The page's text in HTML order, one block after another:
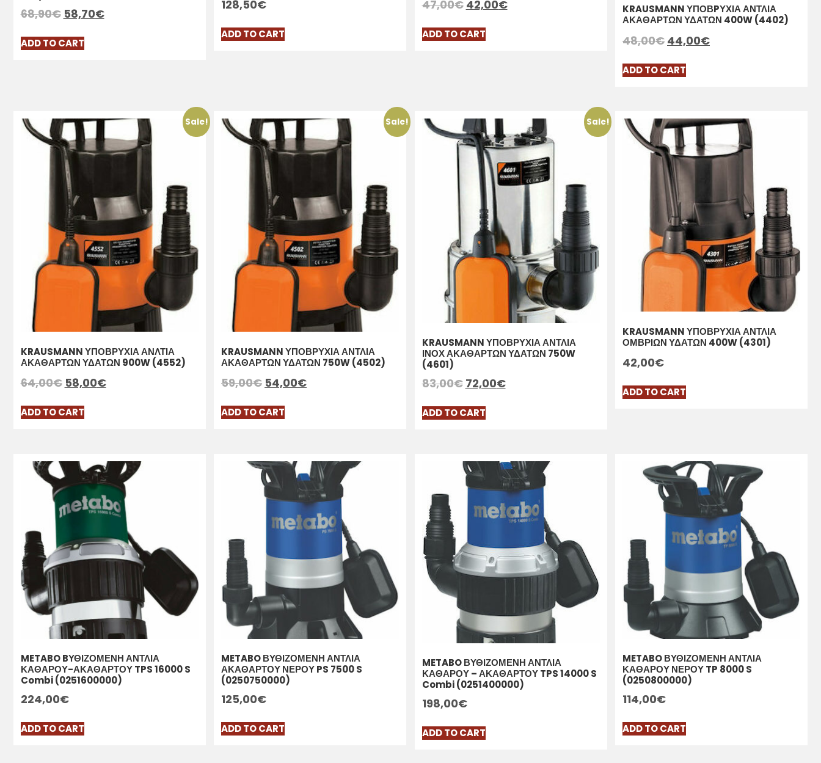
68,90€ 58,70€
ADD TO CART
128,50€
ADD TO CART
47,00€ 42,00€
ADD TO CART
KRAUSMANN ΥΠΟΒPΥΧΙΑ ΑΝΤΛΙΑ
ΑΚΑΘΑΡΤΩΝ ΥΔΑΤΩΝ 400W (4402)
48,00€ 44,00€
ADD TO CART
Sale!
KRAUSMANN ΥΠΟΒΡΥΧΙΑ ΑΝΛΤΙΑ
ΑΚΑΘΑΡΤΩΝ ΥΔΑΤΩΝ 900W (4552)
64,00€ 58,00€
ADD TO CART
Sale!
KRAUSMANN ΥΠΟΒΡΥΧΙΑ ΑΝΤΛΙΑ
ΑΚΑΘΑΡΤΩΝ ΥΔΑΤΩΝ 750W (4502)
59,00€ 54,00€
ADD TO CART
Sale!
KRAUSMANN ΥΠΟΒΡΥΧΙΑ ΑΝΤΛΙΑ
ΙΝΟΧ ΑΚΑΘΑΡΤΩΝ ΥΔΑΤΩΝ 750W
(4601)
83,00€ 72,00€
ADD TO CART
KRAUSMANN ΥΠΟΒΡΥΧΙΑ ΑΝΤΛΙΑ
ΟΜΒΡΙΩΝ ΥΔΑΤΩΝ 400W (4301)
42,00€
ADD TO CART
METABO BΥΘΙΖΟΜΕΝΗ ΑΝΤΛΙΑ
ΚΑΘΑΡΟΥ-ΑΚΑΘΑΡΤΟΥ TPS 16000 S
Combi (0251600000)
224,00€
ADD TO CART
METABO ΒΥΘΙΖΟΜΕΝΗ ΑΝΤΛΙΑ
ΑΚΑΘΑΡΤΟΥ ΝΕΡΟΥ PS 7500 S
(0250750000)
125,00€
ADD TO CART
METABO ΒΥΘΙΖΟΜΕΝΗ ΑΝΤΛΙΑ
ΚΑΘΑΡΟΥ – ΑΚΑΘΑΡΤΟΥ TPS 14000 S
Combi (0251400000)
198,00€
ADD TO CART
METABO ΒΥΘΙΖΟΜΕΝΗ ΑΝΤΛΙΑ
ΚΑΘΑΡΟΥ ΝΕΡΟΥ TP 8000 S
(0250800000)
114,00€
ADD TO CART